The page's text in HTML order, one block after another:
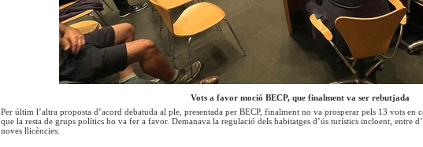
Vots a favor moció BECP, que finalment va ser rebutjada
Per últim l’altra proposta d’acord debatuda al ple, presentada per BECP, finalment no va prosperar pels 13 vots
que la resta de grups polítics ho va fer a favor. Demanava la regulació dels habitatges d’ús turístics incloent, entre
noves llicències.